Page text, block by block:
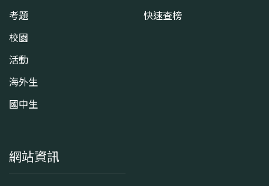
考題
校園
活動
海外生
國中生
快速查榜
網站資訊